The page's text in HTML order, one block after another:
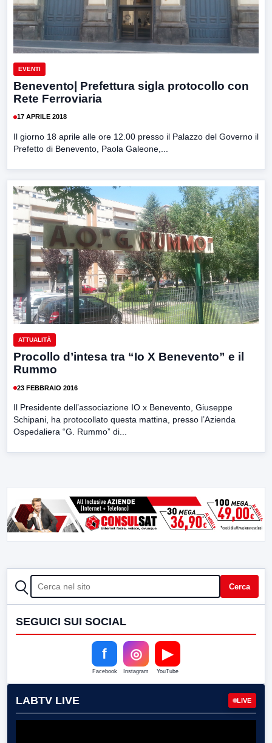
EVENTI
Benevento| Prefettura sigla protocollo con
Rete Ferroviaria
17 APRILE 2018
Il giorno 18 aprile alle ore 12.00 presso il Palazzo del Governo il
Prefetto di Benevento, Paola Galeone,...
ATTUALITÀ
Procollo d’intesa tra “Io X Benevento” e il
Rummo
23 FEBBRAIO 2016
Il Presidente dell’associazione IO x Benevento, Giuseppe
Schipani, ha protocollato questa mattina, presso l’Azienda
Ospedaliera “G. Rummo” di...
CERCA Cerca
SEGUICI SUI SOCIAL
f
Facebook
◎
Instagram
▶
YouTube
LABTV LIVE LIVE